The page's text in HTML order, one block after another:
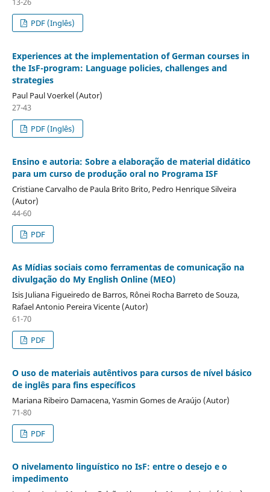
PDF (Inglês)
Experiences at the implementation of German courses in
the IsF-program: Language policies, challenges and
strategies
Paul Paul Voerkel (Autor)
27-43
PDF (Inglês)
Ensino e autoria: Sobre a elaboração de material didático
para um curso de produção oral no Programa ISF
Cristiane Carvalho de Paula Brito Brito, Pedro Henrique Silveira
(Autor)
44-60
PDF
As Mídias sociais como ferramentas de comunicação na
divulgação do My English Online (MEO)
Isis Juliana Figueiredo de Barros, Rônei Rocha Barreto de Souza,
Rafael Antonio Pereira Vicente (Autor)
61-70
PDF
O uso de materiais autêntivos para cursos de nível básico
de inglês para fins específicos
Mariana Ribeiro Damacena, Yasmin Gomes de Araújo (Autor)
71-80
PDF
O nivelamento linguístico no IsF: entre o desejo e o
impedimento